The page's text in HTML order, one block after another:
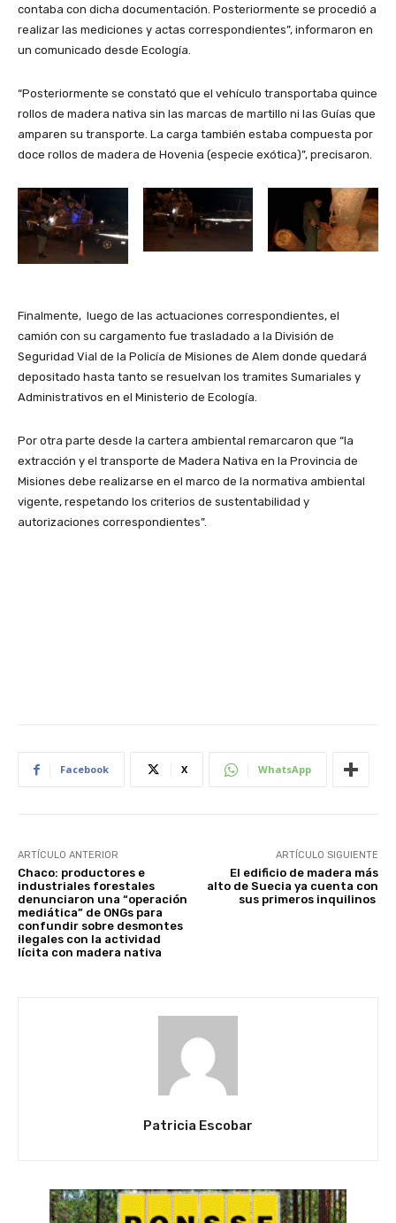
contaba con dicha documentación. Posteriormente se procedió a
realizar las mediciones y actas correspondientes”, informaron en
un comunicado desde Ecología.
“Posteriormente se constató que el vehículo transportaba quince
rollos de madera nativa sin las marcas de martillo ni las Guías que
amparen su transporte. La carga también estaba compuesta por
doce rollos de madera de Hovenia (especie exótica)”, precisaron.
Finalmente, luego de las actuaciones correspondientes, el
camión con su cargamento fue trasladado a la División de
Seguridad Vial de la Policía de Misiones de Alem donde quedará
depositado hasta tanto se resuelvan los tramites Sumariales y
Administrativos en el Ministerio de Ecología.
Por otra parte desde la cartera ambiental remarcaron que “la
extracción y el transporte de Madera Nativa en la Provincia de
Misiones debe realizarse en el marco de la normativa ambiental
vigente, respetando los criterios de sustentabilidad y
autorizaciones correspondientes”.
Facebook X WhatsApp
ARTÍCULO ANTERIOR
Chaco: productores e
industriales forestales
denunciaron una “operación
mediática” de ONGs para
confundir sobre desmontes
ilegales con la actividad
lícita con madera nativa
ARTÍCULO SIGUIENTE
El edificio de madera más
alto de Suecia ya cuenta con
sus primeros inquilinos
Patricia Escobar